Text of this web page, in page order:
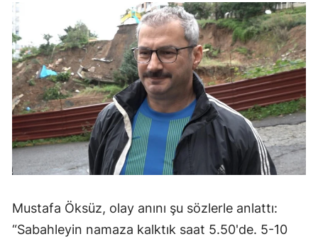
Mustafa Öksüz, olay anını şu sözlerle anlattı:
“Sabahleyin namaza kalktık saat 5.50'de. 5-10